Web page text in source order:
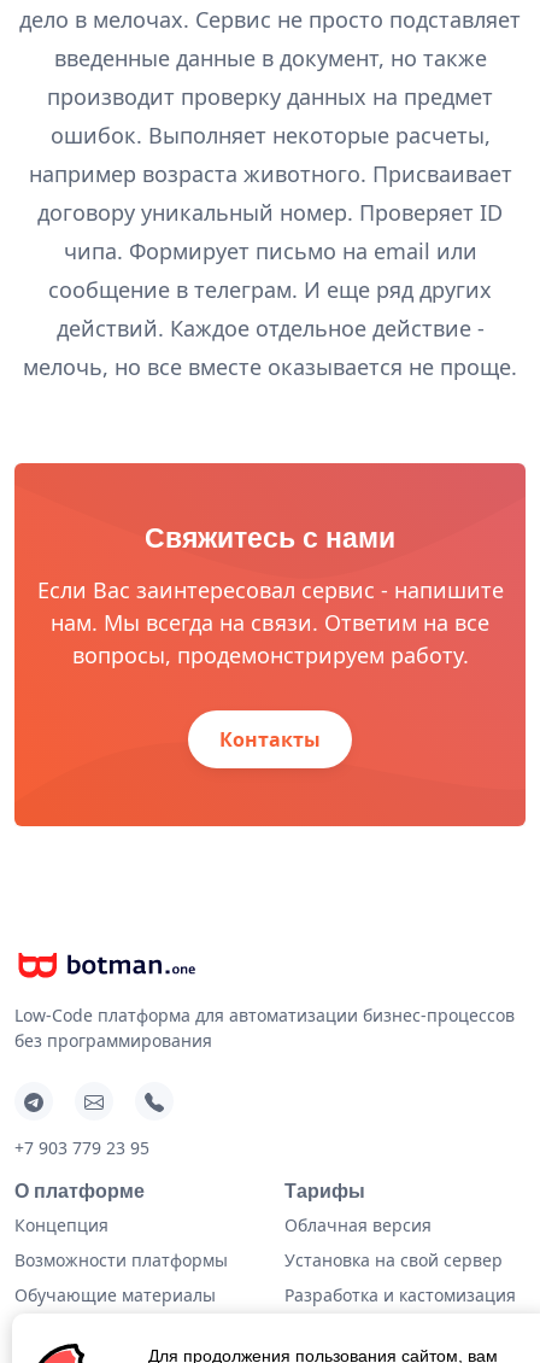
дело в мелочах. Сервис не просто подставляет
введенные данные в документ, но также
производит проверку данных на предмет
ошибок. Выполняет некоторые расчеты,
например возраста животного. Присваивает
договору уникальный номер. Проверяет ID
чипа. Формирует письмо на email или
сообщение в телеграм. И еще ряд других
действий. Каждое отдельное действие -
мелочь, но все вместе оказывается не проще.
Свяжитесь с нами
Если Вас заинтересовал сервис - напишите
нам. Мы всегда на связи. Ответим на все
вопросы, продемонстрируем работу.
Контакты
Low-Code платформа для автоматизации бизнес-процессов
без программирования
+7 903 779 23 95
О платформе
Концепция
Возможности платформы
Обучающие материалы
Тарифы
Облачная версия
Установка на свой сервер
Разработка и кастомизация
Для продолжения пользования сайтом, вам